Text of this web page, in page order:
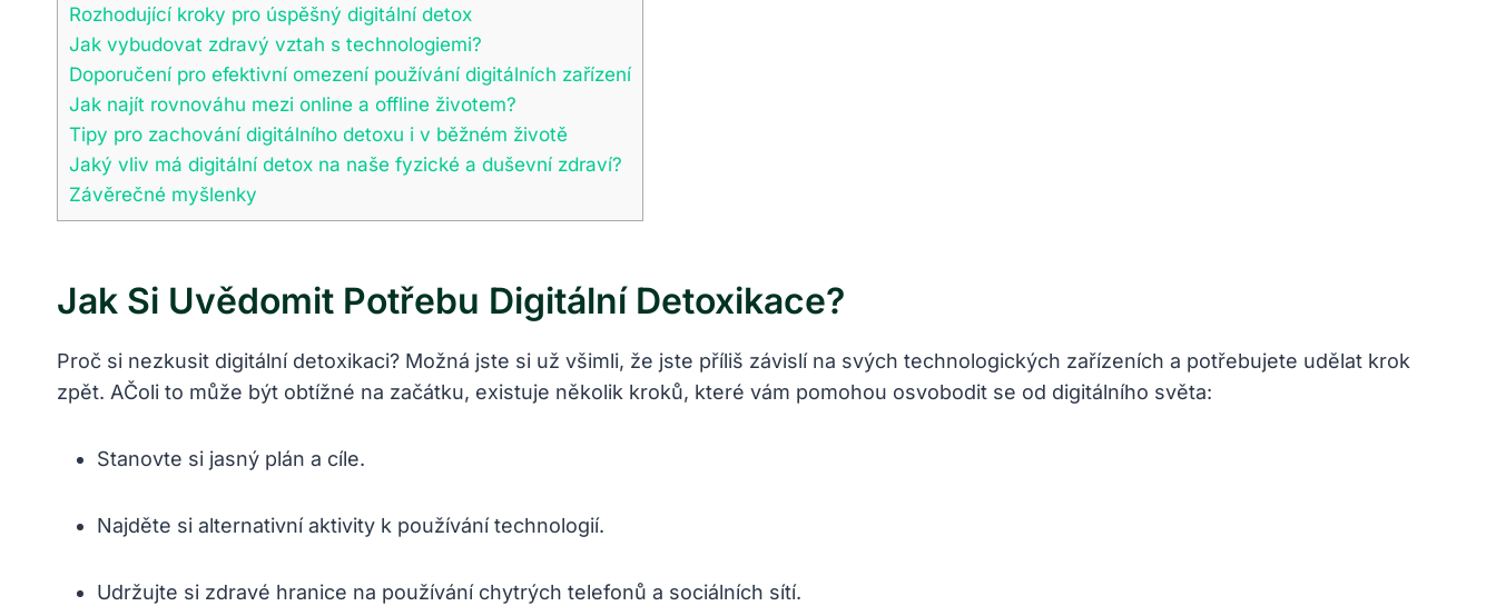
Rozhodující kroky pro úspěšný digitální detox
Jak vybudovat zdravý vztah s technologiemi?
Doporučení pro efektivní omezení používání digitálních zařízení
Jak najít rovnováhu mezi online a offline životem?
Tipy pro zachování digitálního detoxu i v běžném životě
Jaký vliv má digitální detox na naše fyzické a duševní zdraví?
Závěrečné myšlenky
Jak Si Uvědomit Potřebu Digitální Detoxikace?
Proč si nezkusit digitální detoxikaci? Možná jste si už všimli, že jste příliš závislí na svých technologických zařízeních a potřebujete udělat krok
zpět. AČoli to může být obtížné na začátku, existuje několik kroků, které vám pomohou osvobodit se od digitálního světa:
Stanovte si jasný plán a cíle.
Najděte si alternativní aktivity k používání technologií.
Udržujte si zdravé hranice na používání chytrých telefonů a sociálních sítí.